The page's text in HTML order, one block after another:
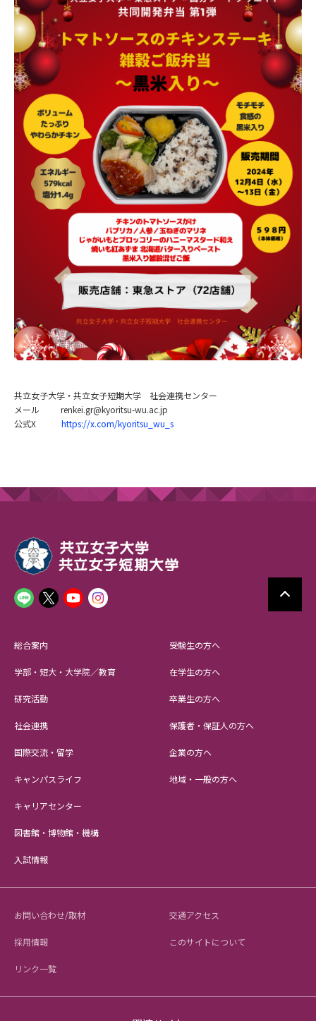
共立女子大学・共立女子短期大学 社会連携センター
メール renkei.gr@kyoritsu-wu.ac.jp
公式X https://x.com/kyoritsu_wu_s
総合案内
学部・短大・大学院／教育
研究活動
社会連携
国際交流・留学
キャンパスライフ
キャリアセンター
図書館・博物館・機構
入試情報
受験生の方へ
在学生の方へ
卒業生の方へ
保護者・保証人の方へ
企業の方へ
地域・一般の方へ
お問い合わせ/取材 交通アクセス
採用情報 このサイトについて
リンク一覧